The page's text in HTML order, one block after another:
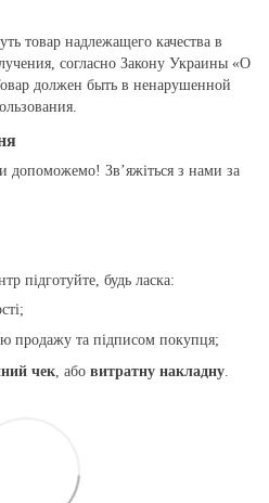
товар надлежащего качества в
согласно Закону Украины «О
должен быть в ненарушенной
допоможемо! Зв’яжіться з нами за
підготуйте, будь ласка:
продажу та підписом покупця;
чек , або витратну накладну